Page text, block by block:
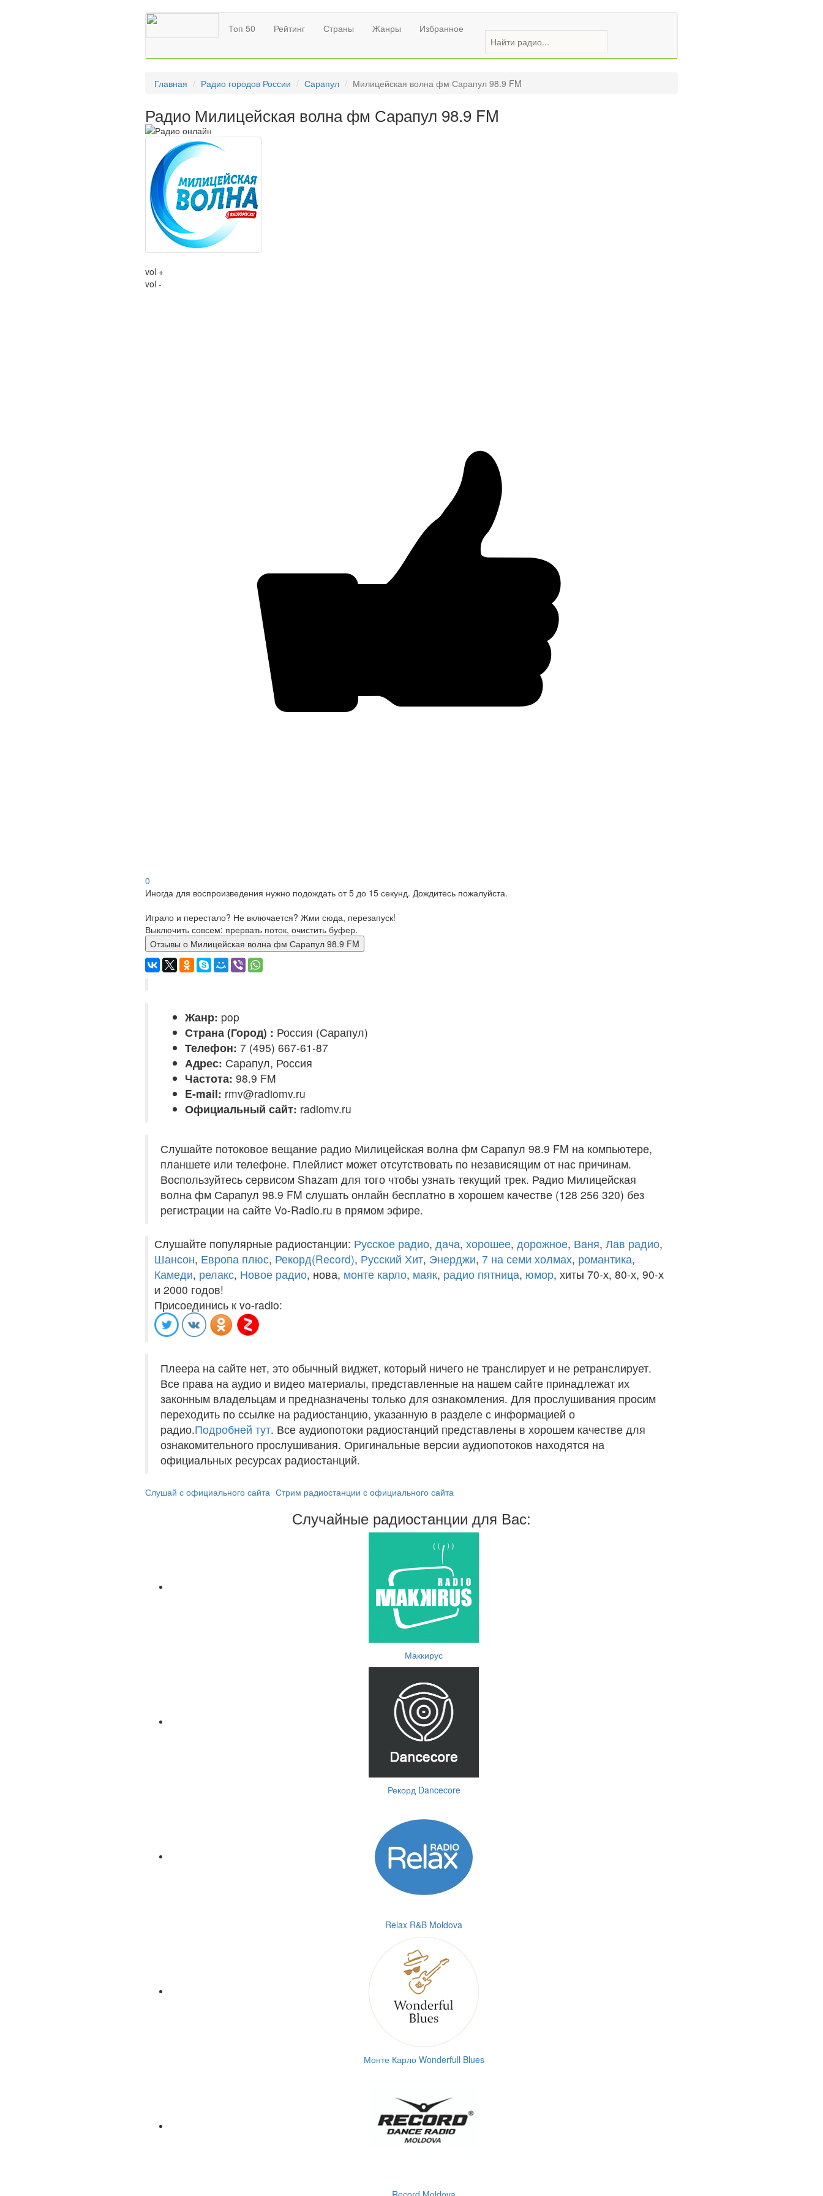
Топ 50 Рейтинг Страны Жанры Избранное
Главная Радио городов России Сарапул Милицейская волна фм Сарапул 98.9 FM
Радио Милицейская волна фм Сарапул 98.9 FM
vol +
vol -
0
Иногда для воспроизведения нужно подождать от 5 до 15 секунд. Дождитесь пожалуйста.
Играло и перестало? Не включается? Жми сюда, перезапуск!
Выключить совсем: прервать поток, очистить буфер.
Отзывы о Милицейская волна фм Сарапул 98.9 FM
Жанр: pop
Страна (Город) : Россия (Сарапул)
Телефон: 7 (495) 667-61-87
Адрес: Сарапул, Россия
Частота: 98.9 FM
E-mail: rmv@radiomv.ru
Официальный сайт: radiomv.ru
Слушайте потоковое вещание радио Милицейская волна фм Сарапул 98.9 FM на компьютере,
планшете или телефоне. Плейлист может отсутствовать по независящим от нас причинам.
Воспользуйтесь сервисом Shazam для того чтобы узнать текущий трек. Радио Милицейская
волна фм Сарапул 98.9 FM слушать онлайн бесплатно в хорошем качестве (128 256 320) без
регистрации на сайте Vo-Radio.ru в прямом эфире.
Слушайте популярные радиостанции: Русское радио, дача, хорошее, дорожное, Ваня, Лав радио,
Шансон, Европа плюс, Рекорд(Record), Русский Хит, Энерджи, 7 на семи холмах, романтика,
Камеди, релакс, Новое радио, нова, монте карло, маяк, радио пятница, юмор, хиты 70-х, 80-х, 90-х
и 2000 годов!
Присоединись к vo-radio:
Плеера на сайте нет, это обычный виджет, который ничего не транслирует и не ретранслирует.
Все права на аудио и видео материалы, представленные на нашем сайте принадлежат их
законным владельцам и предназначены только для ознакомления. Для прослушивания просим
переходить по ссылке на радиостанцию, указанную в разделе с информацией о
радио.Подробней тут. Все аудиопотоки радиостанций представлены в хорошем качестве для
ознакомительного прослушивания. Оригинальные версии аудиопотоков находятся на
официальных ресурсах радиостанций.
Слушай с официального сайта Стрим радиостанции с официального сайта
Случайные радиостанции для Вас:
Маккирус
Рекорд Dancecore
Relax R&B Moldova
Монте Карло Wonderfull Blues